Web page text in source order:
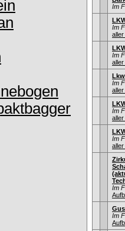
Im
Im
aller
Im
aller
Im
aller
Im
aller
Im
aller
Im
Im